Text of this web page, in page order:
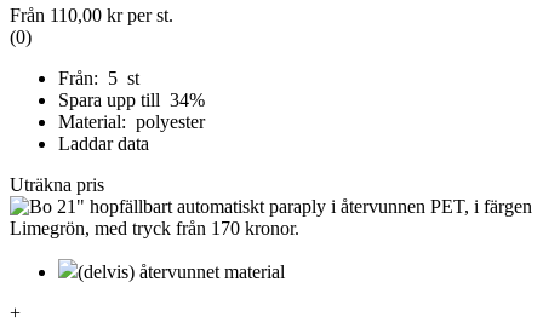
Från 110,00 krper st.
(0)
Från: 5 st
Spara upp till 34%
Material: polyester
Laddar data
Uträkna pris
(delvis) återvunnet material
+